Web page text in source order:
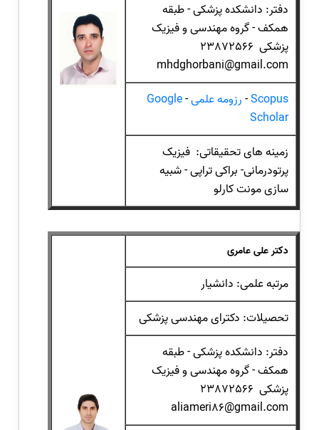
دفتر: دانشکده پزشکی - طبقه
همکف - گروه مهندسی و فیزیک
پزشکی 23872566
mhdghorbani@gmail.com
Scopus
-رزومه علمی-
Google
Scholar
زمینه های تحقیقاتی: فیزیک
پرتودرمانی- براکی تراپی - شبیه
سازی مونت کارلو
دکتر علی عامری
مرتبه علمی: دانشیار
تحصیلات: دکترای مهندسی پزشکی
دفتر: دانشکده پزشکی - طبقه
همکف - گروه مهندسی و فیزیک
پزشکی 23872566
aliameri86@gmail.com